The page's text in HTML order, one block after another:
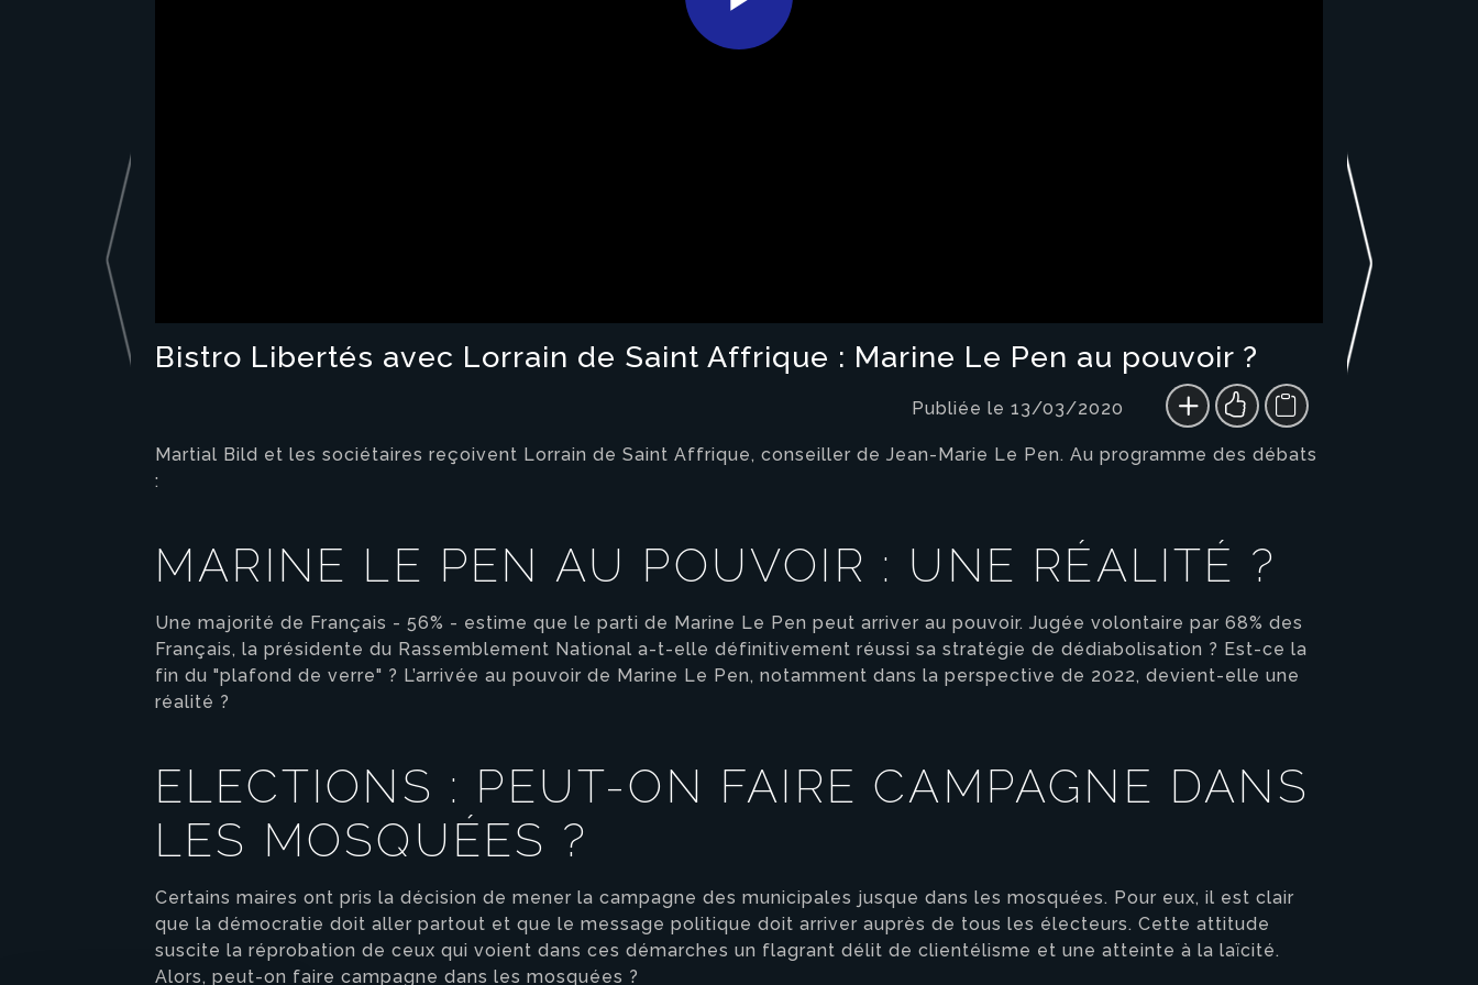
Play
Bistro Libertés avec Lorrain de Saint Affrique : Marine Le Pen au pouvoir ?
Publiée le 13/03/2020
Martial Bild et les sociétaires reçoivent Lorrain de Saint Affrique, conseiller de Jean-Marie Le Pen. Au programme des débats
:
MARINE LE PEN AU POUVOIR : UNE RÉALITÉ ?
Une majorité de Français - 56% - estime que le parti de Marine Le Pen peut arriver au pouvoir. Jugée volontaire par 68% des
Français, la présidente du Rassemblement National a-t-elle définitivement réussi sa stratégie de dédiabolisation ? Est-ce la
fin du "plafond de verre" ? L’arrivée au pouvoir de Marine Le Pen, notamment dans la perspective de 2022, devient-elle une
réalité ?
ELECTIONS : PEUT-ON FAIRE CAMPAGNE DANS
LES MOSQUÉES ?
Certains maires ont pris la décision de mener la campagne des municipales jusque dans les mosquées. Pour eux, il est clair
que la démocratie doit aller partout et que le message politique doit arriver auprès de tous les électeurs. Cette attitude
suscite la réprobation de ceux qui voient dans ces démarches un flagrant délit de clientélisme et une atteinte à la laïcité.
Alors, peut-on faire campagne dans les mosquées ?